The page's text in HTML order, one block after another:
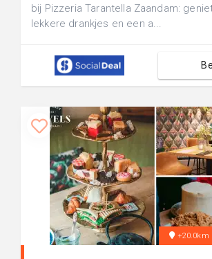
bij Pizzeria Tarantella Zaandam:
lekkere drankjes en een a...